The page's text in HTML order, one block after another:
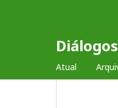
Atual